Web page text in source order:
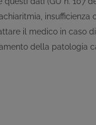
il medico in caso
della patologia